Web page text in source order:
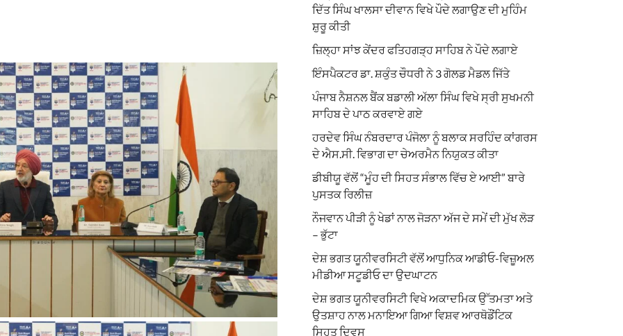
ਦਿੱਤ ਸਿੰਘ ਖਾਲਸਾ ਦੀਵਾਨ ਵਿਖੇ ਪੌਦੇ ਲਗਾਉਣ ਦੀ ਮੁਹਿੰਮ
ਸ਼ੁਰੂ ਕੀਤੀ
ਜ਼ਿਲ੍ਹਾ ਸਾਂਝ ਕੇਂਦਰ ਫਤਿਹਗੜ੍ਹ ਸਾਹਿਬ ਨੇ ਪੌਦੇ ਲਗਾਏ
ਇੰਸਪੈਕਟਰ ਡਾ. ਸ਼ਕੁੰਤ ਚੌਧਰੀ ਨੇ 3 ਗੋਲਡ ਮੈਡਲ ਜਿੱਤੇ
ਪੰਜਾਬ ਨੈਸ਼ਨਲ ਬੈਂਕ ਬਡਾਲੀ ਅੱਲਾ ਸਿੰਘ ਵਿਖੇ ਸ੍ਰੀ ਸੁਖਮਨੀ
ਸਾਹਿਬ ਦੇ ਪਾਠ ਕਰਵਾਏ ਗਏ
ਹਰਦੇਵ ਸਿੰਘ ਨੰਬਰਦਾਰ ਪੰਜੋਲਾ ਨੂੰ ਬਲਾਕ ਸਰਹਿੰਦ ਕਾਂਗਰਸ
ਦੇ ਐਸ.ਸੀ. ਵਿਭਾਗ ਦਾ ਚੇਅਰਮੈਨ ਨਿਯੁਕਤ ਕੀਤਾ
ਡੀਬੀਯੂ ਵੱਲੋਂ “ਮੂੰਹ ਦੀ ਸਿਹਤ ਸੰਭਾਲ ਵਿੱਚ ਏ ਆਈ” ਬਾਰੇ
ਪੁਸਤਕ ਰਿਲੀਜ਼
ਨੌਜਵਾਨ ਪੀੜੀ ਨੂੰ ਖੇਡਾਂ ਨਾਲ ਜੋੜਨਾ ਅੱਜ ਦੇ ਸਮੇਂ ਦੀ ਮੁੱਖ ਲੋੜ
– ਭੁੱਟਾ
ਦੇਸ਼ ਭਗਤ ਯੂਨੀਵਰਸਿਟੀ ਵੱਲੋਂ ਆਧੁਨਿਕ ਆਡੀਓ-ਵਿਜ਼ੂਅਲ
ਮੀਡੀਆ ਸਟੂਡੀਓ ਦਾ ਉਦਘਾਟਨ
ਦੇਸ਼ ਭਗਤ ਯੂਨੀਵਰਸਿਟੀ ਵਿਖੇ ਅਕਾਦਮਿਕ ਉੱਤਮਤਾ ਅਤੇ
ਉਤਸ਼ਾਹ ਨਾਲ ਮਨਾਇਆ ਗਿਆ ਵਿਸ਼ਵ ਆਰਥੋਡੌਂਟਿਕ
ਸਿਹਤ ਦਿਵਸ